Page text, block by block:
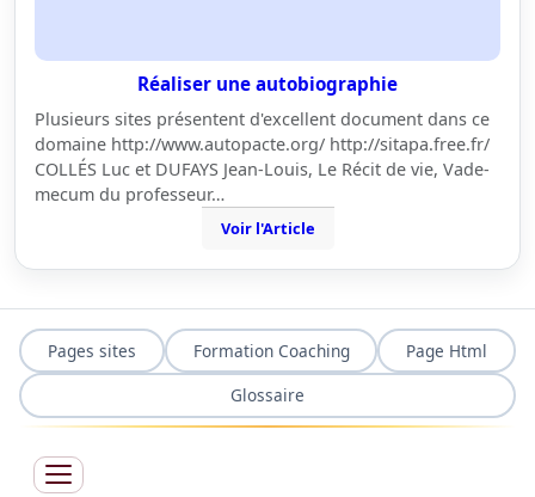
Réaliser une autobiographie
Plusieurs sites présentent d'excellent document dans ce
domaine http://www.autopacte.org/ http://sitapa.free.fr/
COLLÉS Luc et DUFAYS Jean-Louis, Le Récit de vie, Vade-
mecum du professeur…
Voir l'Article
Pages sites Formation Coaching
Page Html
Glossaire